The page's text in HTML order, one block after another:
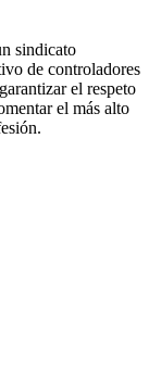
sindicato
de controladores
el respeto
el más alto